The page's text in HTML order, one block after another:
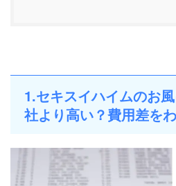
1.セキスイハイムのお
社より高い？費用差を